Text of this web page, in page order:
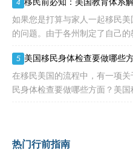
能保持在30度以下
4
如果您是打算与家人一起移民
的问题。由于各州制定了自己的
大差异。作为外籍人士，
5 美国移民身体检查要做哪些
在移民美国的流程中，有一项
民身体检查要做哪些方面？美国移
热门行前指南